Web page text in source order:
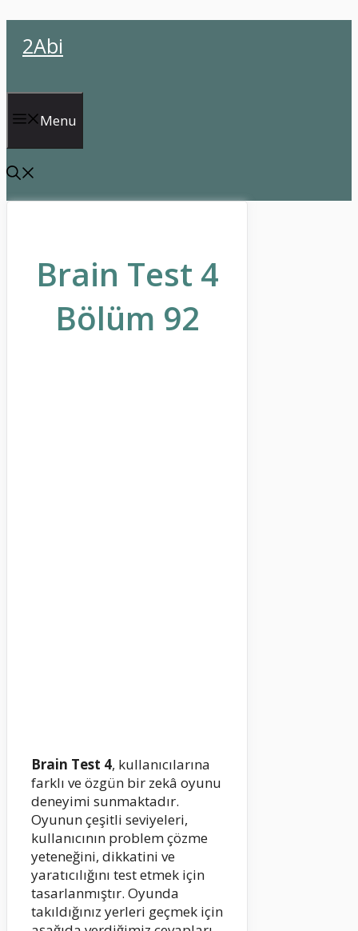
atla2Abi
Menu
Brain Test 4
Bölüm 92
Brain Test 4, kullanıcılarına
farklı ve özgün bir zekâ oyunu
deneyimi sunmaktadır.
Oyunun çeşitli seviyeleri,
kullanıcının problem çözme
yeteneğini, dikkatini ve
yaratıcılığını test etmek için
tasarlanmıştır. Oyunda
takıldığınız yerleri geçmek için